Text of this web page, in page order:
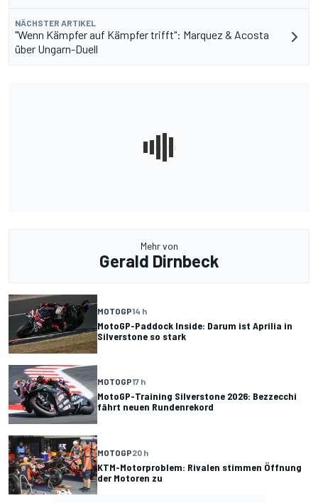
NÄCHSTER ARTIKEL
"Wenn Kämpfer auf Kämpfer trifft": Marquez & Acosta
über Ungarn-Duell
Mehr von
Gerald Dirnbeck
MOTOGP14 h
MotoGP-Paddock Inside: Darum ist Aprilia in
Silverstone so stark
MOTOGP17 h
MotoGP-Training Silverstone 2026: Bezzecchi
fährt neuen Rundenrekord
MOTOGP20 h
KTM-Motorproblem: Rivalen stimmen Öffnung
der Motoren zu